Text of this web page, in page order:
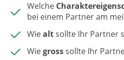
Welche
bei einem Partner am
Wiealtsollte Ihr Partner
Wiegrosssollte Ihr